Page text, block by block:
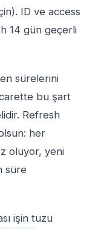
ID ve access
14 gün geçerli
sürelerini
bu şart
Refresh
her
oluyor, yeni
süre
işin tuzu